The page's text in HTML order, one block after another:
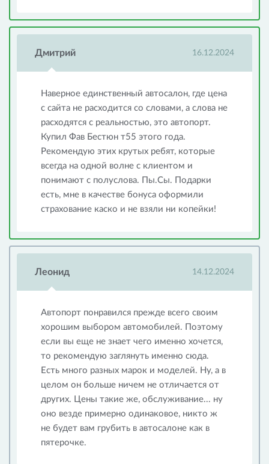
Дмитрий 16.12.2024
Наверное единственный автосалон, где цена
с сайта не расходится со словами, а слова не
расходятся с реальностью, это автопорт.
Купил Фав Бестюн т55 этого года.
Рекомендую этих крутых ребят, которые
всегда на одной волне с клиентом и
понимают с полуслова. Пы.Сы. Подарки
есть, мне в качестве бонуса оформили
страхование каско и не взяли ни копейки!
Леонид 14.12.2024
Автопорт понравился прежде всего своим
хорошим выбором автомобилей. Поэтому
если вы еще не знает чего именно хочется,
то рекомендую заглянуть именно сюда.
Есть много разных марок и моделей. Ну, а в
целом он больше ничем не отличается от
других. Цены такие же, обслуживание... ну
оно везде примерно одинаковое, никто ж
не будет вам грубить в автосалоне как в
пятерочке.